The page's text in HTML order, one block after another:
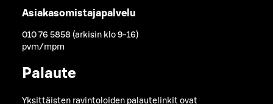
Asiakasomistajapalvelu
010 76 5858 (arkisin klo 9-16)
pvm/mpm
Palaute
Yksittäisten ravintoloiden palautelinkit ovat